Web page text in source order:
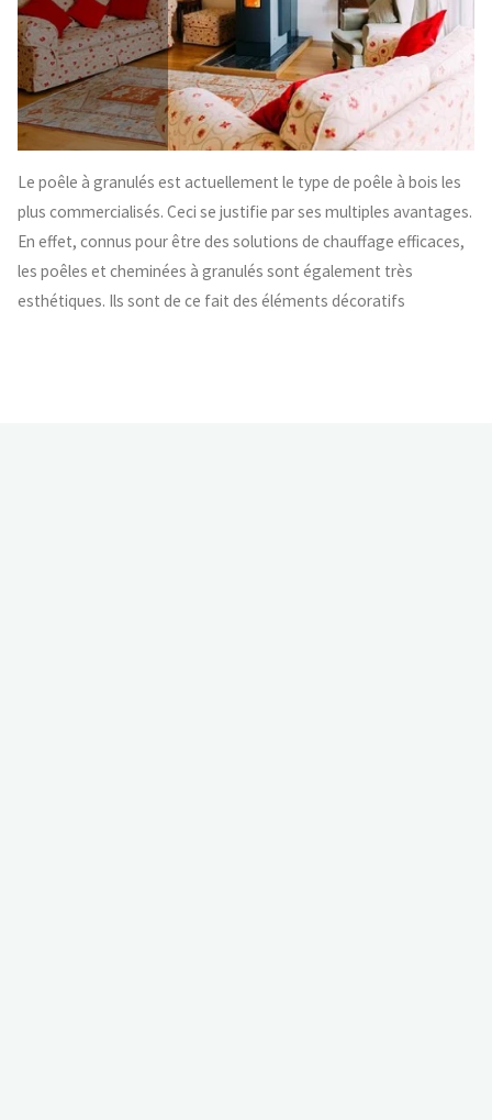
Le poêle à granulés est actuellement le type de poêle à bois les
plus commercialisés. Ceci se justifie par ses multiples avantages.
En effet, connus pour être des solutions de chauffage efficaces,
les poêles et cheminées à granulés sont également très
esthétiques. Ils sont de ce fait des éléments décoratifs